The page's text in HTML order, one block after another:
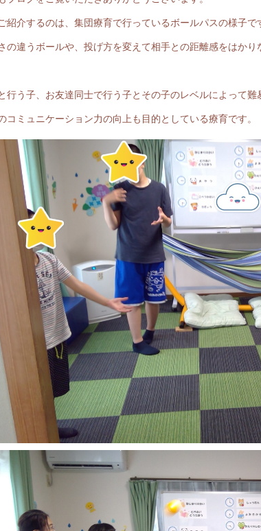
紹介するのは、集団療育で行っているボールパスの様子で
の違うボールや、投げ方を変えて相手との距離感をはかり
行う子、お友達同士で行う子とその子のレベルによって難
コミュニケーション力の向上も目的としている療育です。